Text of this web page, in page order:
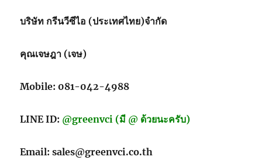
บริษัท กรีนวีซีไอ (ประเทศไทย)จำกัด
คุณเจษฎา (เจษ)
Mobile: 081-042-4988
LINE ID: @greenvci (มี @ ด้วยนะครับ)
Email: sales@greenvci.co.th